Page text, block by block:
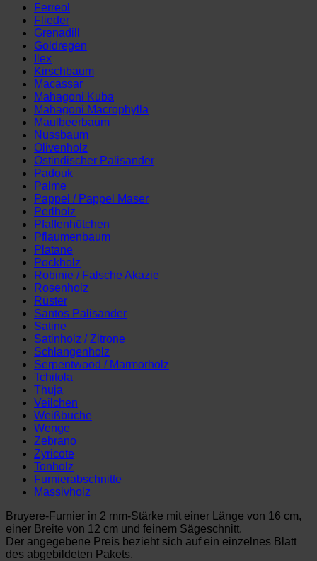
Ferreol
Flieder
Grenadill
Goldregen
Ilex
Kirschbaum
Macassar
Mahagoni Kuba
Mahagoni Macrophylla
Maulbeerbaum
Nussbaum
Olivenholz
Ostindischer Palisander
Padouk
Palme
Pappel / Pappel Maser
Perlholz
Pfaffenhütchen
Pflaumenbaum
Platane
Pockholz
Robinie / Falsche Akazie
Rosenholz
Rüster
Santos Palisander
Satine
Satinholz / Zitrone
Schlangenholz
Serpentwood / Marmorholz
Tchitola
Thuja
Veilchen
Weißbuche
Wenge
Zebrano
Zyricote
Tonholz
Furnierabschnitte
Massivholz
Bruyere-Furnier in 2 mm-Stärke mit einer Länge von 16 cm,
einer Breite von 12 cm und feinem Sägeschnitt.
Der angegebene Preis bezieht sich auf ein einzelnes Blatt
des abgebildeten Pakets.